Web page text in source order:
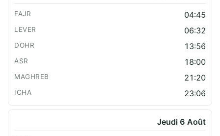
04:45
06:32
13:56
18:00
21:20
23:06
Jeudi 6 Août